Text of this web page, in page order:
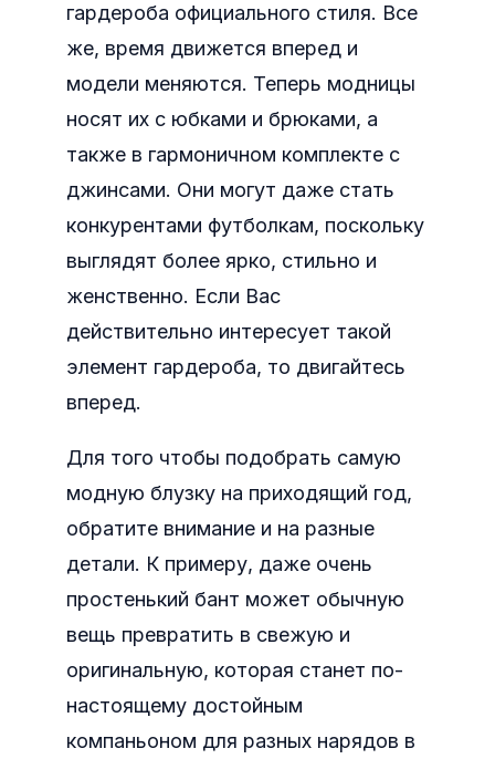
гардероба официального стиля. Все
же, время движется вперед и
модели меняются. Теперь модницы
носят их с юбками и брюками, а
также в гармоничном комплекте с
джинсами. Они могут даже стать
конкурентами футболкам, поскольку
выглядят более ярко, стильно и
женственно. Если Вас
действительно интересует такой
элемент гардероба, то двигайтесь
вперед.
Для того чтобы подобрать самую
модную блузку на приходящий год,
обратите внимание и на разные
детали. К примеру, даже очень
простенький бант может обычную
вещь превратить в свежую и
оригинальную, которая станет по-
настоящему достойным
компаньоном для разных нарядов в